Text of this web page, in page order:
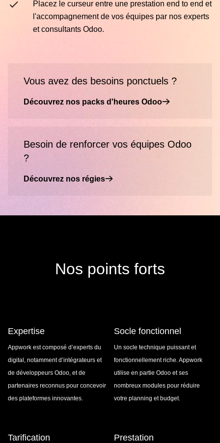
Placez le curseur entre une prestation end to end et
l'accompagnement de vos équipes par nos experts
et consultants Odoo.
Vous avez des besoins ponctuels ?
Découvrez nos packs d'heures Odoo
Besoin de renforcer vos équipes Odoo
?
Découvrez nos régies
Nos points forts
Expertise
Appwork est composé d’experts du
digital, notamment d’intégrateurs et
de développeurs Odoo, et de
partenaires reconnus pour concevoir
des plateformes innovantes.
Socle fonctionnel
Un socle technique puissant et
fonctionnellement riche. Appwork
utilise en partie Odoo et ses
nombreux modules pour réduire
votre planning et budget.
Tarification
Prestation